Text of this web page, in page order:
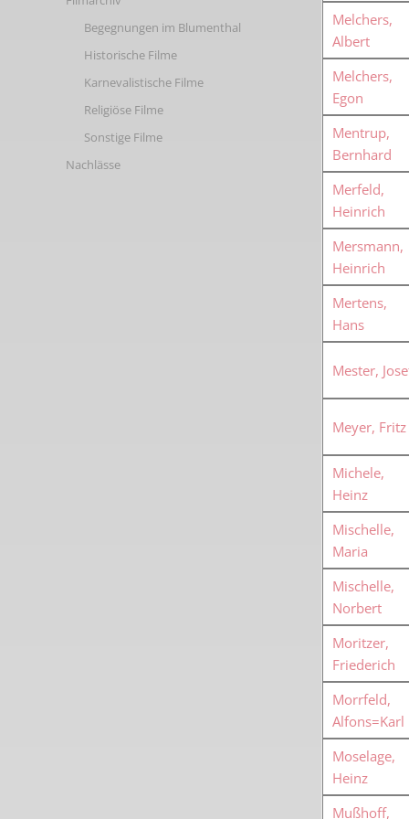
Melchers,
Albert
Melchers,
Egon
Mentrup,
Bernhard
Merfeld,
Heinrich
Mersmann,
Heinrich
Mertens,
Hans
Mester,
Meyer, Fritz
Michele,
Heinz
Mischelle,
Maria
Mischelle,
Norbert
Moritzer,
Friederich
Morrfeld,
Alfons=Karl
Moselage,
Heinz
Mußhoff,
Begegnungen im Blumenthal
Historische Filme
Karnevalistische Filme
Religiöse Filme
Sonstige Filme
Nachlässe